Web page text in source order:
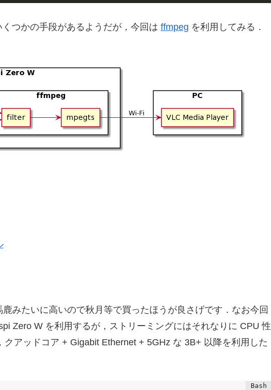
つかの手段があるようだが，今回は ffmpeg を利用してみる．
みたいに高いので秋月等で買ったほうが良さげです．なお今回
Zero W を利用するが，ストリーミングにはそれなりに CPU 性
アッドコア + Gigabit Ethernet + 5GHz な 3B+ 以降を利用した